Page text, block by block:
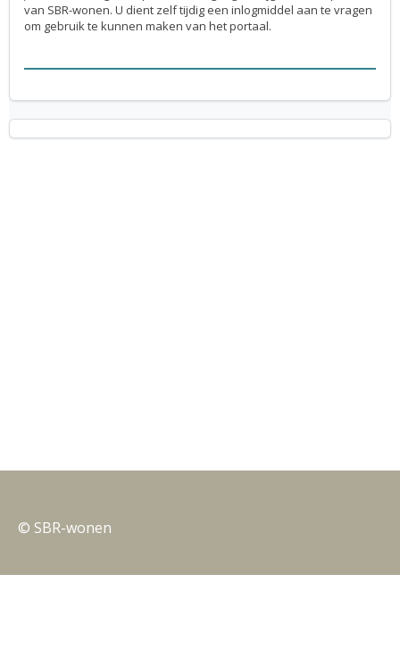
van SBR-wonen. U dient zelf tijdig een inlogmiddel aan te vragen
om gebruik te kunnen maken van het portaal.
© SBR-wonen